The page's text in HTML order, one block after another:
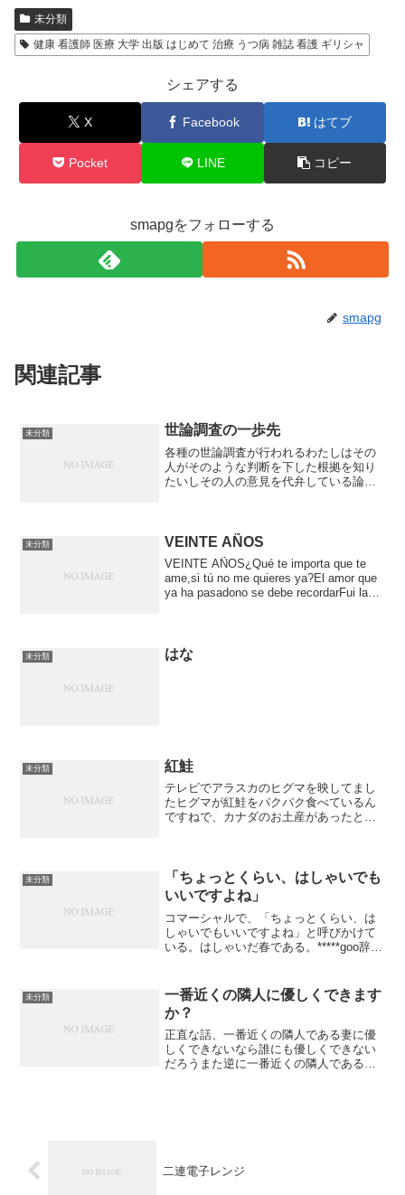
未分類
健康 看護師 医療 大学 出版 はじめて 治療 うつ病 雑誌 看護 ギリシャ
シェアする
X Facebook はてブ
Pocket LINE コピー
smapgをフォローする
smapg
関連記事
未分類 世論調査の一歩先
各種の世論調査が行われるわたしはその
人がそのような判断を下した根拠を知り
たいしその人の意見を代弁している論説
の意見に近い論文とかを同...
未分類 VEINTE AÑOS
VEINTE AÑOS¿Qué te importa que te
ame,si tú no me quieres ya?El amor que
ya ha pasadono se debe recordarFui la
未分類 はな
未分類 紅鮭
テレビでアラスカのヒグマを映してまし
たヒグマが紅鮭をパクパク食べているん
ですねで、カナダのお土産があったと思
にヒマグが待っていて食べ...
未分類
「ちょっとくらい、はしゃいでも
いいですよね」
コマーシャルで、「ちょっとくらい、は
しゃいでもいいですよね」と呼びかけて
いる。はしゃいだ春である。*****goo辞書
ぐ。「子供のように―・ぐ」(2)いい気
に...
未分類
一番近くの隣人に優しくできます
か？
正直な話、一番近くの隣人である妻に優
しくできないなら誰にも優しくできない
だろうまた逆に一番近くの隣人である妻
二連電子レンジ